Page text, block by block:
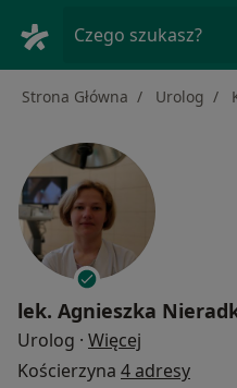
Czego szukasz?
Strona Główna Urolog
lek. Agnieszka
Urolog · Więcej
Kościerzyna 4 adresy